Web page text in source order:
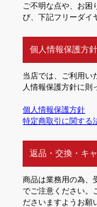
ご不明な点や、お困
び、下記フリーダイ
個人情報保護方針
当店では、ご利用い
人情報保護方針に則
個人情報保護方針
特定商取引に関する
返品・交換・キ
商品は業務用の為、
でご注意ください。
ださいますようお願